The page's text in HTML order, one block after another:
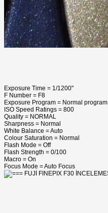
Exposure Time = 1/1200"
F Number = F8
Exposure Program = Normal program
ISO Speed Ratings = 800
Quality = NORMAL
Sharpness = Normal
White Balance = Auto
Colour Saturation = Normal
Flash Mode = Off
Flash Strength = 0/100
Macro = On
Focus Mode = Auto Focus